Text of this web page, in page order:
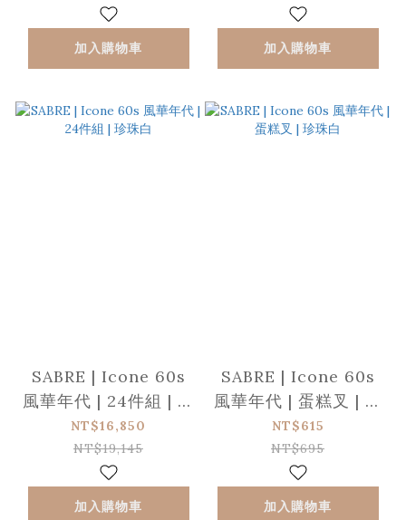
加入購物車 加入購物車
SABRE | Icone 60s
風華年代 | 24件組 | 珍
珠白
NT$16,850
NT$19,145
加入購物車
SABRE | Icone 60s
風華年代 | 蛋糕叉 | 珍
珠白
NT$615
NT$695
加入購物車